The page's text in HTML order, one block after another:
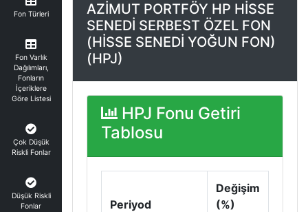
Fon Türleri
Fon Varlık
Dağılımları,
Fonların
İçeriklere
Göre Listesi
Çok Düşük
Riskli Fonlar
Düşük Riskli
Fonlar
AZİMUT PORTFÖY HP HİSSE
SENEDİ SERBEST ÖZEL FON
(HİSSE SENEDİ YOĞUN FON)
(HPJ)
HPJ Fonu Getiri
Tablosu
Periyod
Değişim
(%)